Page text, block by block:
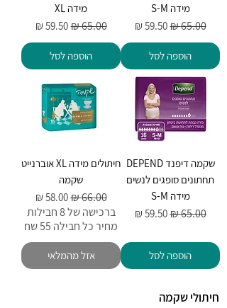
מידה S-M
מחיר רגיל‏65.00 ‏₪ מחיר מבצע‏59.50 ‏₪
הוספה לסל
מידה XL
מחיר רגיל‏65.00 ‏₪ מחיר מבצע‏59.50 ‏₪
הוספה לסל
שקמה דיפנד DEPEND
תחתונים סופגים לנשים
מידה S-M
מחיר רגיל‏65.00 ‏₪ מחיר מבצע‏59.50 ‏₪
הוספה לסל
חיתולים מידה XL אוברנייט
שקמה
מחיר רגיל‏66.00 ‏₪ מחיר מבצע‏58.00 ‏₪
ברכישה של 8 חבילות
מחיר כל חבילה 55 שח
אזל מהמלאי
חיתולי שקמה